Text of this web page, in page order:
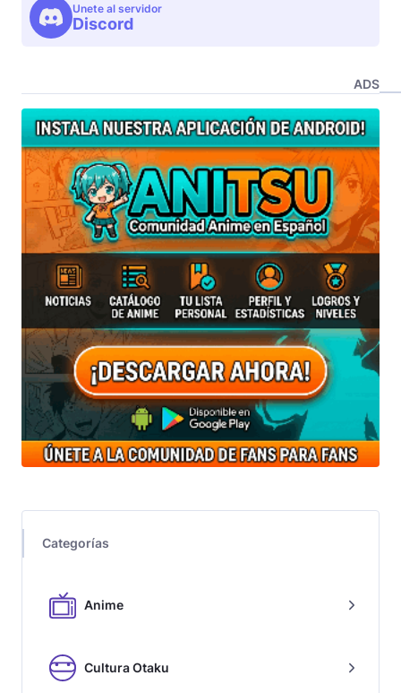
Unete al servidor
Discord
ADS
Categorías
Anime
Cultura Otaku